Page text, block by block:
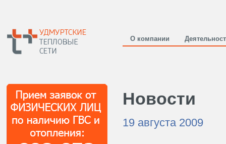
О компании
Новости
19 августа 2009